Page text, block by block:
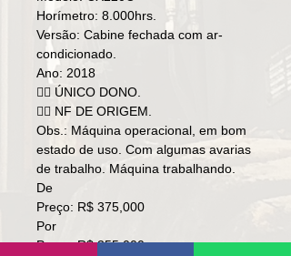
Horímetro: 8.000hrs.
Versão: Cabine fechada com ar-
condicionado.
Ano: 2018
👉🏻 ÚNICO DONO.
👉🏻 NF DE ORIGEM.
Obs.: Máquina operacional, em bom
estado de uso. Com algumas avarias
de trabalho. Máquina trabalhando.
De
Preço: R$ 375,000
Por
Preço: R$ 355,000